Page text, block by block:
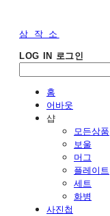
삼 작 소
LOG IN 로그인
홈
어바웃
샵
모든상품
보울
머그
플레이트
세트
화병
사진첩